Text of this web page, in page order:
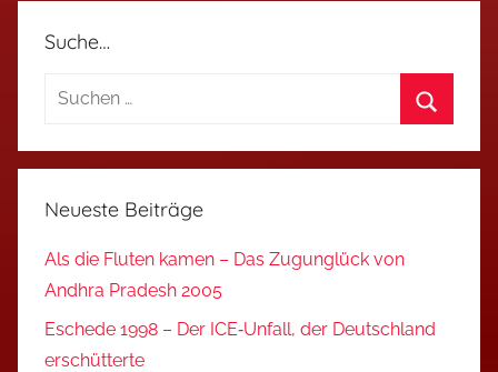
Suche…
Suchen
Neueste Beiträge
Als die Fluten kamen – Das Zugunglück von
Andhra Pradesh 2005
Eschede 1998 – Der ICE‑Unfall, der Deutschland
erschütterte